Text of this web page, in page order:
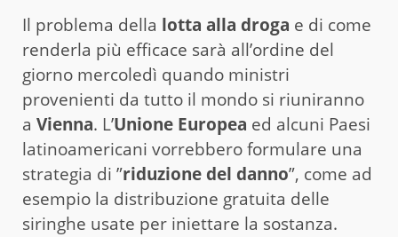
Il problema della lotta alla droga e di come
renderla più efficace sarà all’ordine del
giorno mercoledì quando ministri
provenienti da tutto il mondo si riuniranno
a Vienna. L’Unione Europea ed alcuni Paesi
latinoamericani vorrebbero formulare una
strategia di ”riduzione del danno”, come ad
esempio la distribuzione gratuita delle
siringhe usate per iniettare la sostanza.